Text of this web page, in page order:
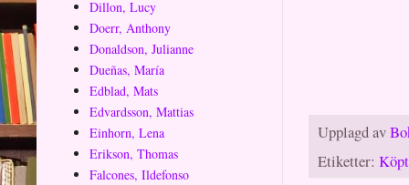
Upplagd av
Etiketter:
Dillon, Lucy
Doerr, Anthony
Donaldson, Julianne
Dueñas, María
Edblad, Mats
Edvardsson, Mattias
Einhorn, Lena
Erikson, Thomas
Falcones, Ildefonso